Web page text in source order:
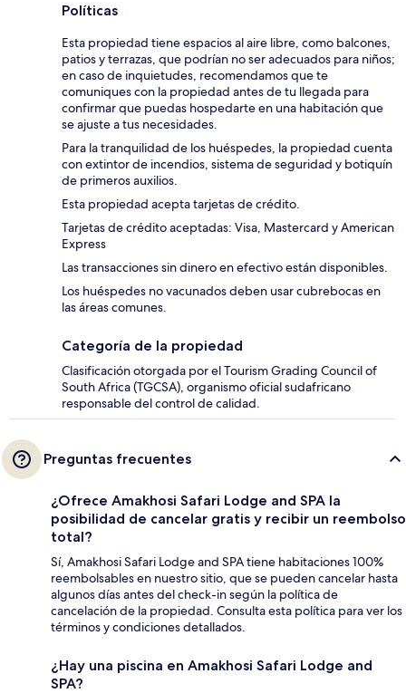
Políticas
Esta propiedad tiene espacios al aire libre, como balcones,
patios y terrazas, que podrían no ser adecuados para niños;
en caso de inquietudes, recomendamos que te
comuniques con la propiedad antes de tu llegada para
confirmar que puedas hospedarte en una habitación que
se ajuste a tus necesidades.
Para la tranquilidad de los huéspedes, la propiedad cuenta
con extintor de incendios, sistema de seguridad y botiquín
de primeros auxilios.
Esta propiedad acepta tarjetas de crédito.
Tarjetas de crédito aceptadas: Visa, Mastercard y American
Express
Las transacciones sin dinero en efectivo están disponibles.
Los huéspedes no vacunados deben usar cubrebocas en
las áreas comunes.
Categoría de la propiedad
Clasificación otorgada por el Tourism Grading Council of
South Africa (TGCSA), organismo oficial sudafricano
responsable del control de calidad.
Preguntas frecuentes
¿Ofrece Amakhosi Safari Lodge and SPA la
posibilidad de cancelar gratis y recibir un reembolso
total?
Sí, Amakhosi Safari Lodge and SPA tiene habitaciones 100%
reembolsables en nuestro sitio, que se pueden cancelar hasta
algunos días antes del check-in según la política de
cancelación de la propiedad. Consulta esta política para ver los
términos y condiciones detallados.
¿Hay una piscina en Amakhosi Safari Lodge and
SPA?